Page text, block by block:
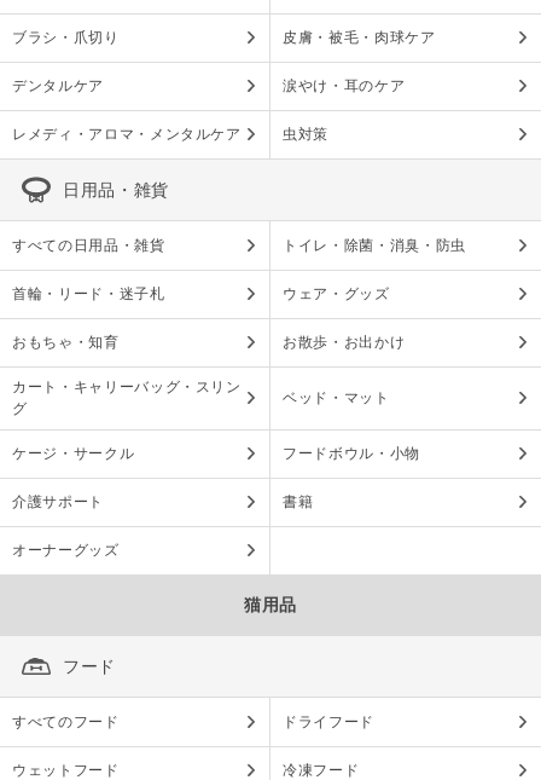
ブラシ・爪切り 皮膚・被毛・肉球ケア
デンタルケア 涙やけ・耳のケア
レメディ・アロマ・メンタルケア 虫対策
日用品・雑貨
すべての日用品・雑貨 トイレ・除菌・消臭・防虫
首輪・リード・迷子札 ウェア・グッズ
おもちゃ・知育 お散歩・お出かけ
カート・キャリーバッグ・スリン
グ
ベッド・マット
ケージ・サークル フードボウル・小物
介護サポート 書籍
オーナーグッズ
猫用品
フード
すべてのフード ドライフード
ウェットフード 冷凍フード